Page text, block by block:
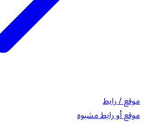
موقع / رابط
موقع أو رابط مشبوه